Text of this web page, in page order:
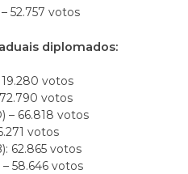
52.757 votos
diplomados:
votos
votos
– 66.818 votos
votos
62.865 votos
58.646 votos